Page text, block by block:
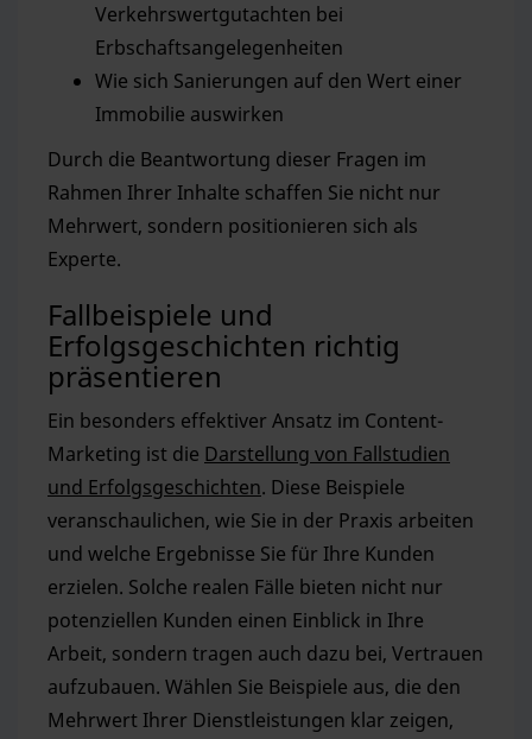
Verkehrswertgutachten bei
Erbschaftsangelegenheiten
Wie sich Sanierungen auf den Wert einer
Immobilie auswirken
Durch die Beantwortung dieser Fragen im
Rahmen Ihrer Inhalte schaffen Sie nicht nur
Mehrwert, sondern positionieren sich als
Experte.
Fallbeispiele und
Erfolgsgeschichten richtig
präsentieren
Ein besonders effektiver Ansatz im Content-
Marketing ist die Darstellung von Fallstudien
und Erfolgsgeschichten. Diese Beispiele
veranschaulichen, wie Sie in der Praxis arbeiten
und welche Ergebnisse Sie für Ihre Kunden
erzielen. Solche realen Fälle bieten nicht nur
potenziellen Kunden einen Einblick in Ihre
Arbeit, sondern tragen auch dazu bei, Vertrauen
aufzubauen. Wählen Sie Beispiele aus, die den
Mehrwert Ihrer Dienstleistungen klar zeigen,